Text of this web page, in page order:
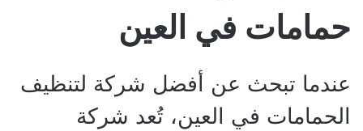
حمامات في العين
عندما تبحث عن أفضل شركة لتنظيف
الحمامات في العين، تُعد شركة